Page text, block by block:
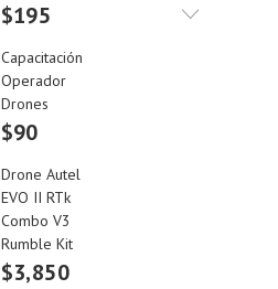
$195
Capacitación
Operador
Drones
$90
Drone Autel
EVO II RTk
Combo V3
Rumble Kit
$3,850